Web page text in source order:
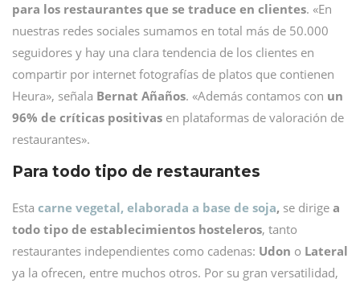
para los restaurantes que se traduce en clientes. «En
nuestras redes sociales sumamos en total más de 50.000
seguidores y hay una clara tendencia de los clientes en
compartir por internet fotografías de platos que contienen
Heura», señala Bernat Añaños. «Además contamos con un
96% de críticas positivas en plataformas de valoración de
restaurantes».
Para todo tipo de restaurantes
Esta carne vegetal, elaborada a base de soja, se dirige a
todo tipo de establecimientos hosteleros, tanto
restaurantes independientes como cadenas: Udon o Lateral
ya la ofrecen, entre muchos otros. Por su gran versatilidad,